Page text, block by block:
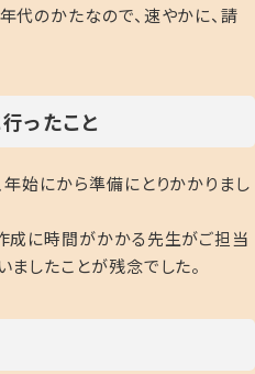
のかたなので、速やかに、請
ったこと
始にから準備にとりかかりまし
成に時間がかかる先生がご担当
したことが残念でした。